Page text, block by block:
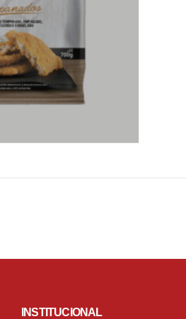
INSTITUCIONAL